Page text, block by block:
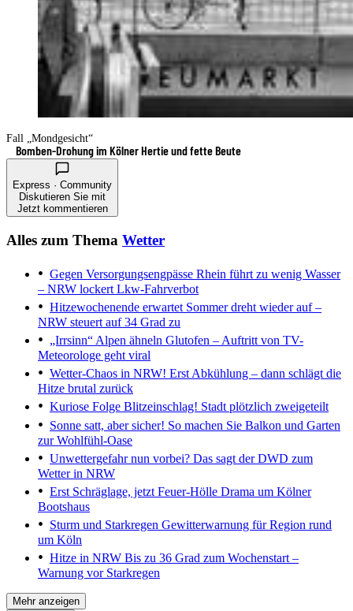
Fall „Mondgesicht“
Bomben-Drohung im Kölner Hertie und fette Beute
Express · Community
Diskutieren Sie mit
Jetzt kommentieren
Alles zum Thema Wetter
Gegen Versorgungsengpässe Rhein führt zu wenig Wasser
– NRW lockert Lkw-Fahrverbot
Hitzewochenende erwartet Sommer dreht wieder auf –
NRW steuert auf 34 Grad zu
„Irrsinn“ Alpen ähneln Glutofen – Auftritt von TV-
Meteorologe geht viral
Wetter-Chaos in NRW! Erst Abkühlung – dann schlägt die
Hitze brutal zurück
Kuriose Folge Blitzeinschlag! Stadt plötzlich zweigeteilt
Sonne satt, aber sicher! So machen Sie Balkon und Garten
zur Wohlfühl-Oase
Unwettergefahr nun vorbei? Das sagt der DWD zum
Wetter in NRW
Erst Schräglage, jetzt Feuer-Hölle Drama um Kölner
Bootshaus
Sturm und Starkregen Gewitterwarnung für Region rund
um Köln
Hitze in NRW Bis zu 36 Grad zum Wochenstart –
Warnung vor Starkregen
Mehr anzeigen